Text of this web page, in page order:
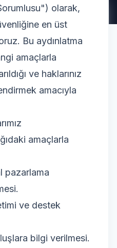
olarak,
en üst
Bu aydınlatma
amaçlarla
ve haklarınız
amacıyla
amaçlarla
pazarlama
ve destek
bilgi verilmesi.